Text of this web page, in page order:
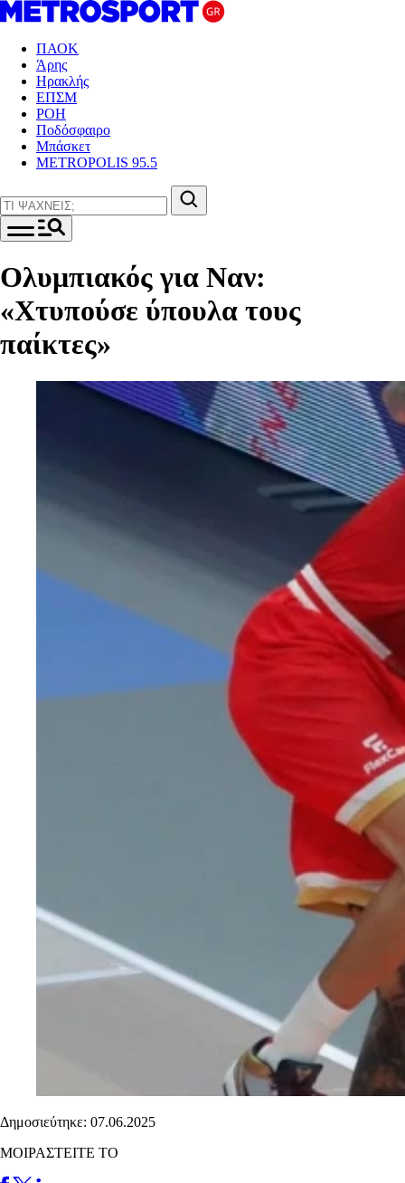
ΠΑΟΚ
Άρης
Ηρακλής
ΕΠΣΜ
ΡΟΗ
Ποδόσφαιρο
Μπάσκετ
METROPOLIS 95.5
Ολυμπιακός για Ναν:
«Χτυπούσε ύπουλα τους
παίκτες»
Δημοσιεύτηκε: 07.06.2025
ΜΟΙΡΑΣΤΕΙΤΕ ΤΟ